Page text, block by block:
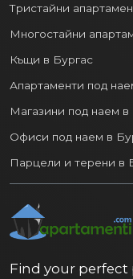
Тристайни
Многостайни
Къщи в Бургас
Апартаменти под
Магазини под наем в
Офиси под наем в
Парцели и терени в
Find your perfect